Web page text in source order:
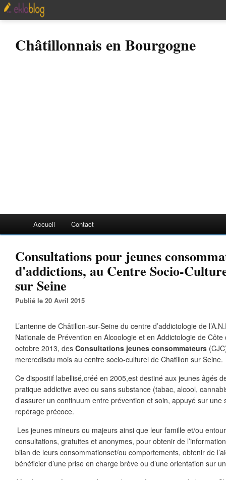
Châtillonnais en Bourgogne
Accueil Contact
Consultations pour jeunes
d'addictions, au Centre Socio-
sur Seine
Publié le 20 Avril 2015
L’antenne de Châtillon-sur-Seine du centre d’addictologie de
Nationale de Prévention en Alcoologie et en Addictologie de Côte
octobre 2013, des Consultations jeunes consommateurs
mercredisdu mois au centre socio-culturel de Chatillon sur Seine.
Ce dispositif labellisé,créé en 2005,est destiné aux jeunes âgés
pratique addictive avec ou sans substance (tabac, alcool,
d’assurer un continuum entre prévention et soin, appuyé sur une
repérage précoce.
Les jeunes mineurs ou majeurs ainsi que leur famille et/ou
consultations, gratuites et anonymes, pour obtenir de
bilan de leurs consommationset/ou comportements, obtenir de
bénéficier d’une prise en charge brève ou d’une orientation sur